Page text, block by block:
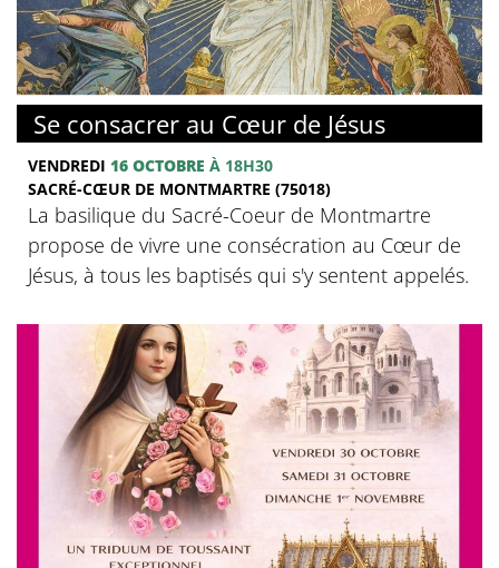
© Basilique du Sacré-Coeur de Montmartre
Se consacrer au Cœur de Jésus
VENDREDI 16 OCTOBRE À 18H30
SACRÉ-CŒUR DE MONTMARTRE (75018)
La basilique du Sacré-Coeur de Montmartre
propose de vivre une consécration au Cœur de
Jésus, à tous les baptisés qui s'y sentent appelés.